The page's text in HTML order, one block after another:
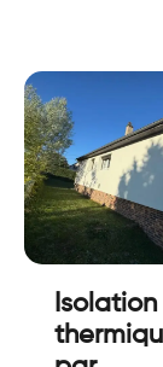
Isolation